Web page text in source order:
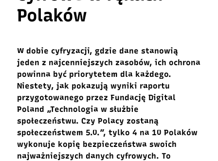
Polaków
W dobie cyfryzacji, gdzie dane stanowią
jeden z najcenniejszych zasobów, ich ochrona
powinna być priorytetem dla każdego.
Niestety, jak pokazują wyniki raportu
przygotowanego przez Fundację Digital
Poland „Technologia w służbie
społeczeństwu. Czy Polacy zostaną
społeczeństwem 5.0.”, tylko 4 na 10 Polaków
wykonuje kopię bezpieczeństwa swoich
najważniejszych danych cyfrowych. To